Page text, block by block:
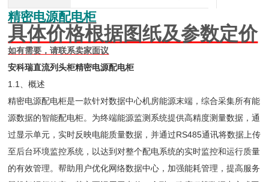
精密电源配电柜
具体价格根据图纸及参数定价
如有需要，请联系卖家面议
安科瑞直流列头柜精密电源配电柜
1.1、概述
精密电源配电柜是一款针对数据中心机房能源末端，综合采集所有能
源数据的智能配电柜。为终端能源监测系统提供高精度测量数据，通
过显示单元，实时反映电能质量数据，并通过RS485通讯将数据上传
至后台环境监控系统，以达到对整个配电系统的实时监控和运行质量
的有效管理。帮助用户优化网络数据中心，加强能耗管理，提高服务